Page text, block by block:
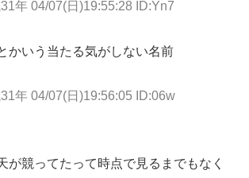
年 04/07(日)19:55:28 ID:Yn7
かいう当たる気がしない名前
年 04/07(日)19:56:05 ID:06w
が競ってたって時点で見るまでもなく